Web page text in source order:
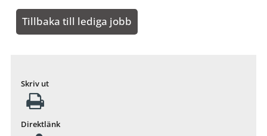
Tillbaka till lediga jobb
Skriv ut
Direktlänk